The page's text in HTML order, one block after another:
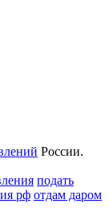
России.
подать
рф отдам даром